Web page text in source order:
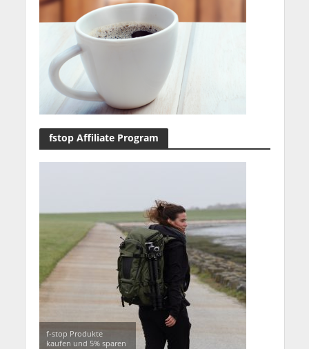
fstop Affiliate Program
f-stop Produkte
kaufen und 5% sparen